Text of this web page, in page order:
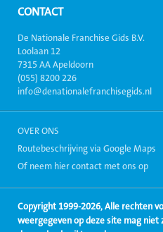
CONTACT
De Nationale Franchise Gids B.V.
Loolaan 12
7315 AA Apeldoorn
(055) 8200 226
info@denationalefranchisegids.nl
OVER ONS
Routebeschrijving via Google Maps
Of neem hier contact met ons op
Copyright 1999-2026, Alle rechten
weergegeven op deze site mag